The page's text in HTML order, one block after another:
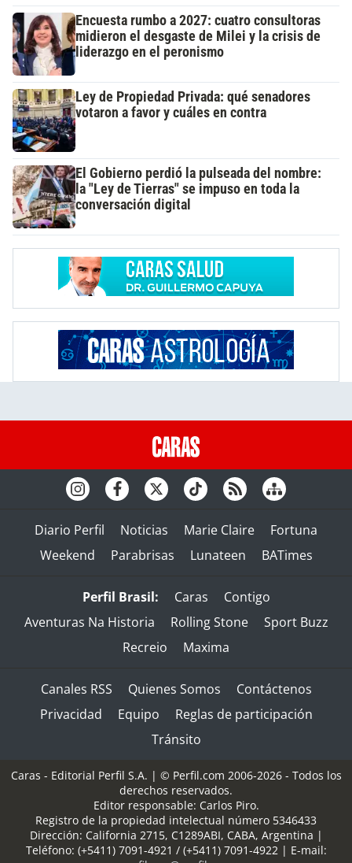
Encuesta rumbo a 2027: cuatro consultoras
midieron el desgaste de Milei y la crisis de
liderazgo en el peronismo
Ley de Propiedad Privada: qué senadores
votaron a favor y cuáles en contra
El Gobierno perdió la pulseada del nombre:
la "Ley de Tierras" se impuso en toda la
conversación digital
Diario Perfil Noticias Marie Claire
Fortuna
Weekend
Parabrisas Lunateen BATimes
Perfil Brasil: Caras
Contigo
Aventuras Na Historia
Rolling Stone
Sport Buzz
Recreio
Maxima
Canales RSS Quienes Somos
Contáctenos
Privacidad
Equipo
Reglas de participación
Tránsito
Caras - Editorial Perfil S.A. | © Perfil.com 2006-2026 - Todos los
derechos reservados.
Editor responsable: Carlos Piro.
Registro de la propiedad intelectual número 5346433
Dirección: California 2715, C1289ABI, CABA, Argentina |
Teléfono: (+5411) 7091-4921 / (+5411) 7091-4922 | E-mail: